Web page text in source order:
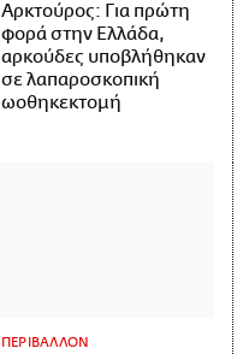
Αρκτούρος: Για πρώτη
φορά στην Ελλάδα,
αρκούδες υποβλήθηκαν
σε λαπαροσκοπική
ωοθηκεκτομή
ΠΕΡΙΒΑΛΛΟΝ